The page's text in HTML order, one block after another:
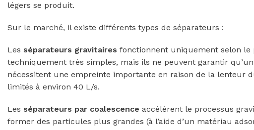
légers se produit.
Sur le marché, il existe différents types de séparateurs :
Les séparateurs gravitaires fonctionnent uniquement selon le
techniquement très simples, mais ils ne peuvent garantir
nécessitent une empreinte importante en raison de la lenteur
limités à environ 40 L/s.
Les séparateurs par coalescence accélèrent le processus
former des particules plus grandes (à l’aide d’un matériau